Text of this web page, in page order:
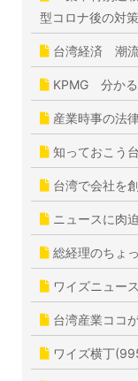
型コロナ後の対
台湾経済 潮
KPMG 分か
産業時事の法
知っておこう
台湾で会社を
ニュースに肉
総経理のちょ
ワイズニュー
台湾産業ココ
ワイズ横丁